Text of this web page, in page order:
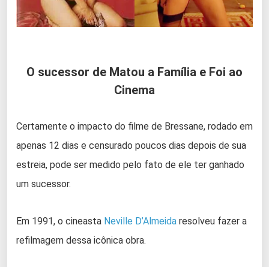
O sucessor de Matou a Família e Foi ao
Cinema
Certamente o impacto do filme de Bressane, rodado em
apenas 12 dias e censurado poucos dias depois de sua
estreia, pode ser medido pelo fato de ele ter ganhado
um sucessor.
Em 1991, o cineasta Neville D’Almeida resolveu fazer a
refilmagem dessa icônica obra.